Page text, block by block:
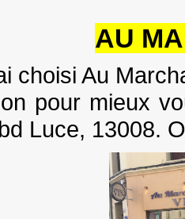
AU
choisi Au
pour mieux
Luce, 13008.